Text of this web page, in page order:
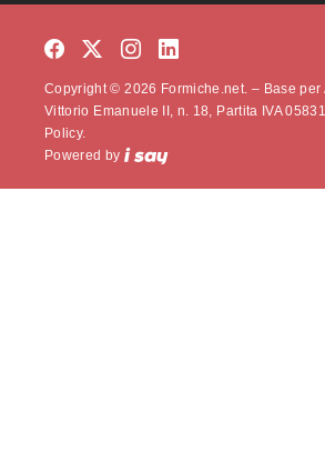
Copyright © 2026 Formiche.net. – Base per
Vittorio Emanuele II, n. 18, Partita IVA
Policy.
Powered by